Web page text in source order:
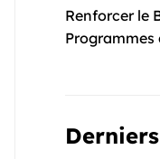
Renforcer le
Programmes